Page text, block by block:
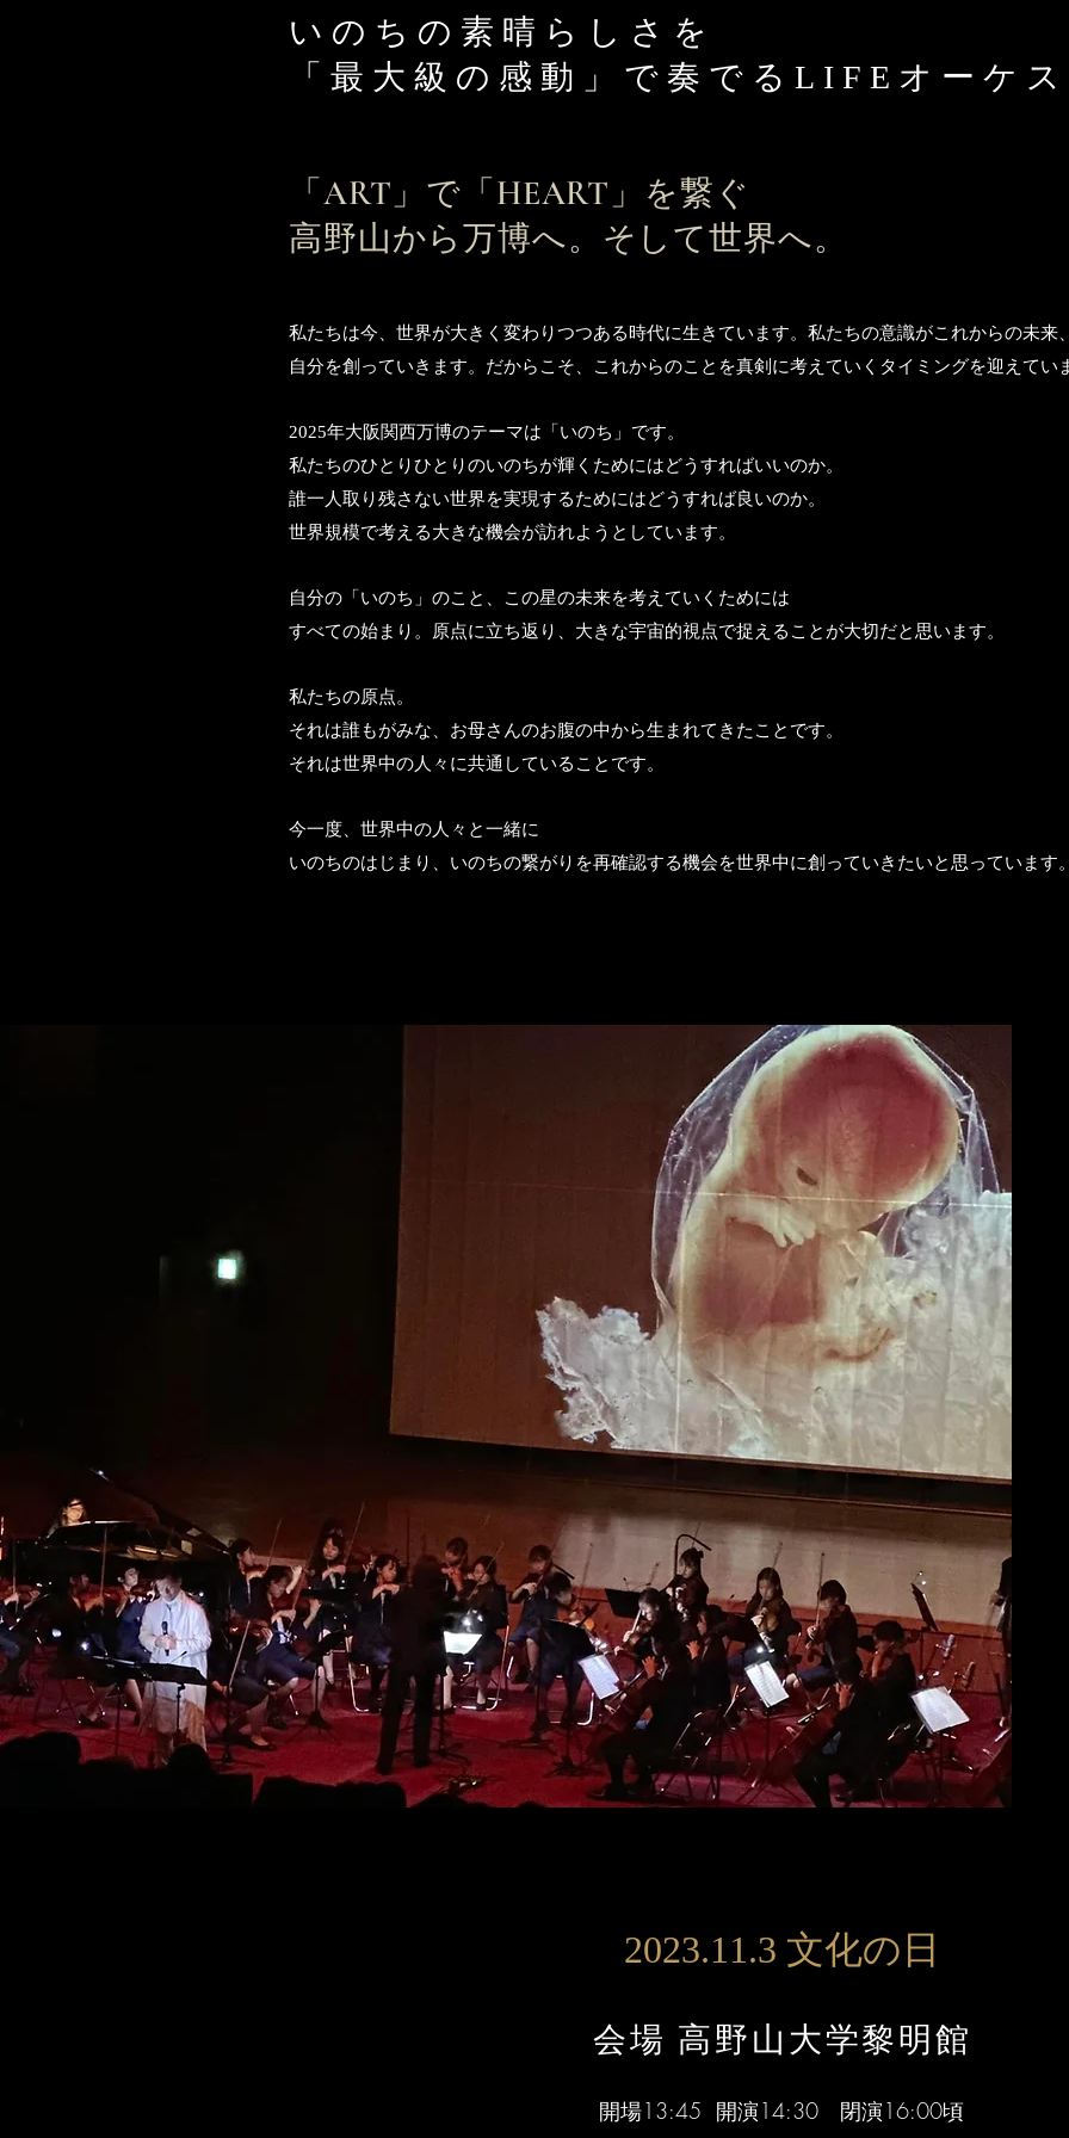
いのちの素晴らしさを
「最大級の感動」で奏でるLIFEオーケ
「ART」で「​HEART」を繋ぐ
高野山から万博へ。そして世界へ。
私たちは今、世界が大きく変わりつつある時代に生きています。 私たちの意識がこれからの未来
自分を創っていきます。 だからこそ、これからのことを真剣に考えていくタイミングを迎えてい
2025年大阪関西万博のテーマは「いのち」です。
私たちのひとりひとりのいのちが輝くためにはどうすればいいのか。
誰一人取り残さない世界を実現するためにはどうすれば良いのか。
世界規模で考える大きな機会が訪れようとしています。
自分の「いのち」のこと、この星の未来を考えていくためには
すべての始まり。原点に立ち返り、大きな宇宙的視点で捉えることが大切だと思います。
私たちの原点。
それは誰もがみな、お母さんのお腹の中から生まれてきたことです。
それは世界中の人々に共通していることです。
今一度、世界中の人々と一緒に
いのちのはじまり、いのちの繋がりを再確認する機会を世界中に創っていきたいと思っています
2023.11.3 文化の日
会場 ​高野山大学黎明館
開場13:45 開演14:30 閉演16:00頃